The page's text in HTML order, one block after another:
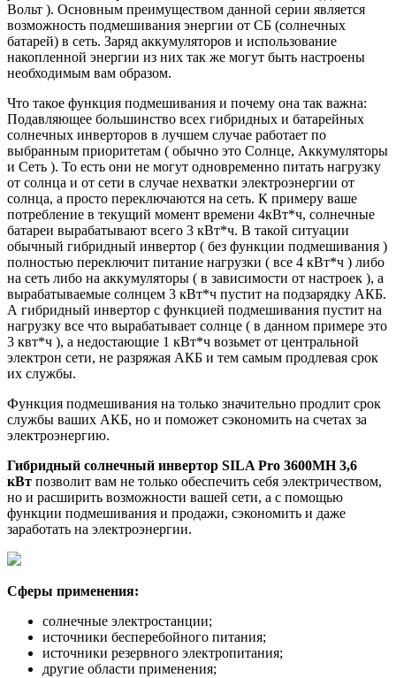
Вольт ). Основным преимуществом данной серии является
возможность подмешивания энергии от СБ (солнечных
батарей) в сеть. Заряд аккумуляторов и использование
накопленной энергии из них так же могут быть настроены
необходимым вам образом.
Что такое функция подмешивания и почему она так важна:
Подавляющее большинство всех гибридных и батарейных
солнечных инверторов в лучшем случае работает по
выбранным приоритетам ( обычно это Солнце, Аккумуляторы
и Сеть ). То есть они не могут одновременно питать нагрузку
от солнца и от сети в случае нехватки электроэнергии от
солнца, а просто переключаются на сеть. К примеру ваше
потребление в текущий момент времени 4кВт*ч, солнечные
батареи вырабатывают всего 3 кВт*ч. В такой ситуации
обычный гибридный инвертор ( без функции подмешивания )
полностью переключит питание нагрузки ( все 4 кВт*ч ) либо
на сеть либо на аккумуляторы ( в зависимости от настроек ), а
вырабатываемые солнцем 3 кВт*ч пустит на подзарядку АКБ.
А гибридный инвертор с функцией подмешивания пустит на
нагрузку все что вырабатывает солнце ( в данном примере это
3 квт*ч ), а недостающие 1 кВт*ч возьмет от центральной
электрон сети, не разряжая АКБ и тем самым продлевая срок
их службы.
Функция подмешивания на только значительно продлит срок
службы ваших АКБ, но и поможет сэкономить на счетах за
электроэнергию.
Гибридный солнечный инвертор SILA Pro 3600MH 3,6
кВт позволит вам не только обеспечить себя электричеством,
но и расширить возможности вашей сети, а с помощью
функции подмешивания и продажи, сэкономить и даже
заработать на электроэнергии.
Сферы применения:
солнечные электростанции;
источники бесперебойного питания;
источники резервного электропитания;
другие области применения;